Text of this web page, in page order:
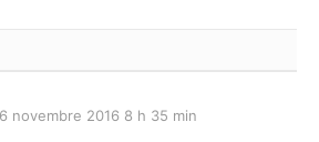
novembre 2016 8 h 35 min